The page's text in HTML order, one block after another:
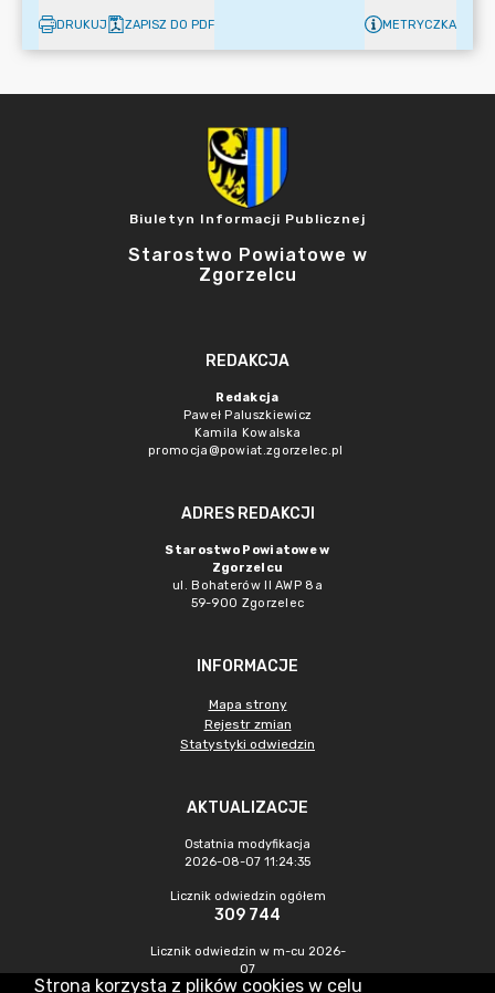
DRUKUJ ZAPISZ DO PDF METRYCZKA
Biuletyn Informacji Publicznej
Starostwo Powiatowe w
Zgorzelcu
REDAKCJA
Redakcja
Paweł Paluszkiewicz
Kamila Kowalska
promocja@powiat.zgorzelec.pl
ADRES REDAKCJI
Starostwo Powiatowe w
Zgorzelcu
ul. Bohaterów II AWP 8a
59-900 Zgorzelec
INFORMACJE
Mapa strony
Rejestr zmian
Statystyki odwiedzin
AKTUALIZACJE
Ostatnia modyfikacja
2026-08-07 11:24:35
Licznik odwiedzin ogółem
309 744
Licznik odwiedzin w m-cu 2026-
07
442
Strona korzysta z plików cookies w celu